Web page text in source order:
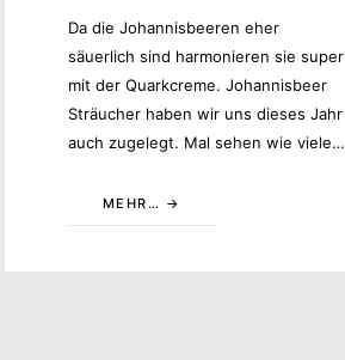
Da die Johannisbeeren eher
säuerlich sind harmonieren sie super
mit der Quarkcreme. Johannisbeer
Sträucher haben wir uns dieses Jahr
auch zugelegt. Mal sehen wie viele…
MEHR…